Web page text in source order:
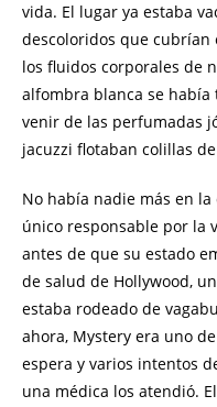
vida. El lugar ya estaba
descoloridos que cubrían
los fluidos corporales de
alfombra blanca se
venir de las perfumadas
jacuzzi flotaban colillas
No había nadie más en
único responsable por la
antes de que su estado
de salud de Hollywood,
estaba rodeado de
ahora, Mystery era uno
espera y varios intentos
una médica los atendió.